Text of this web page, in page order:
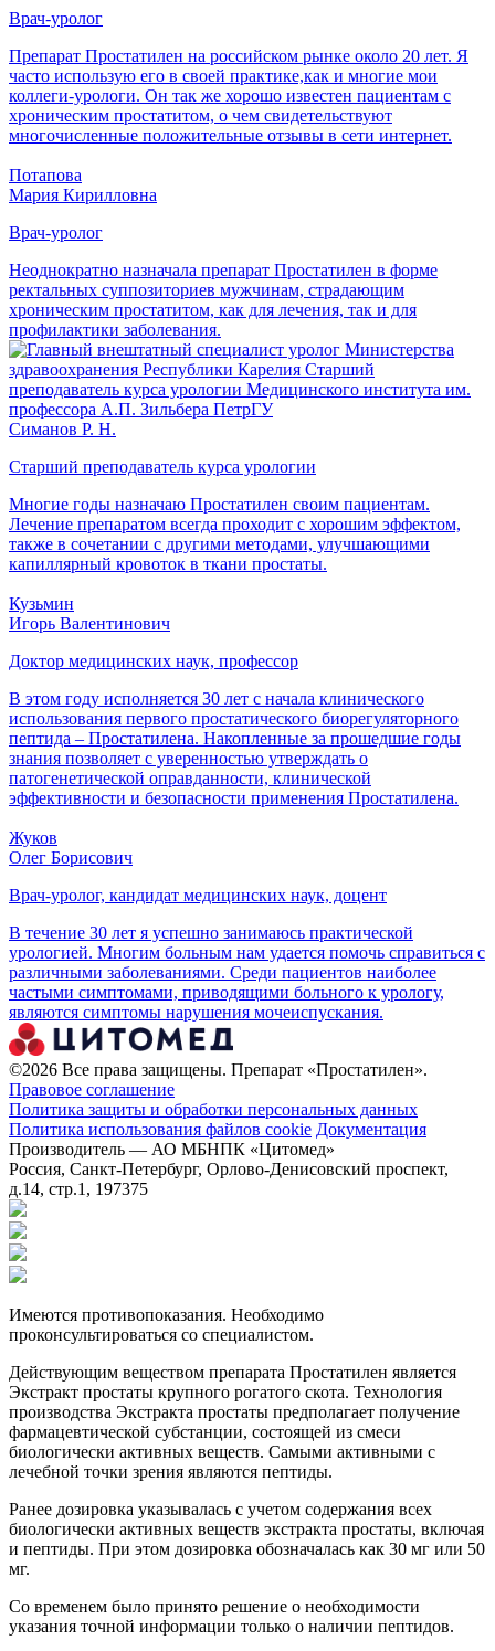
Врач-уролог
Препарат Простатилен на российском рынке около 20 лет. Я
часто использую его в своей практике,как и многие мои
коллеги-урологи. Он так же хорошо известен пациентам с
хроническим простатитом, о чем свидетельствуют
многочисленные положительные отзывы в сети интернет.
Потапова
Мария Кирилловна
Врач-уролог
Неоднократно назначала препарат Простатилен в форме
ректальных суппозиториев мужчинам, страдающим
хроническим простатитом, как для лечения, так и для
профилактики заболевания.
Симанов Р. Н.
Старший преподаватель курса урологии
Многие годы назначаю Простатилен своим пациентам.
Лечение препаратом всегда проходит с хорошим эффектом,
также в сочетании с другими методами, улучшающими
капиллярный кровоток в ткани простаты.
Кузьмин
Игорь Валентинович
Доктор медицинских наук, профессор
В этом году исполняется 30 лет с начала клинического
использования первого простатического биорегуляторного
пептида – Простатилена. Накопленные за прошедшие годы
знания позволяет с уверенностью утверждать о
патогенетической оправданности, клинической
эффективности и безопасности применения Простатилена.
Жуков
Олег Борисович
Врач-уролог, кандидат медицинских наук, доцент
В течение 30 лет я успешно занимаюсь практической
урологией. Многим больным нам удается помочь справиться с
различными заболеваниями. Среди пациентов наиболее
частыми симптомами, приводящими больного к урологу,
являются симптомы нарушения мочеиспускания.
©2026 Все права защищены. Препарат «Простатилен».
Правовое соглашение
Политика защиты и обработки персональных данных
Политика использования файлов cookie Документация
Производитель — АО МБНПК «Цитомед»
Россия, Санкт-Петербург, Орлово-Денисовский проспект,
д.14, стр.1, 197375
Имеются противопоказания. Необходимо
проконсультироваться со специалистом.
Действующим веществом препарата Простатилен является
Экстракт простаты крупного рогатого скота. Технология
производства Экстракта простаты предполагает получение
фармацевтической субстанции, состоящей из смеси
биологически активных веществ. Самыми активными с
лечебной точки зрения являются пептиды.
Ранее дозировка указывалась с учетом содержания всех
биологически активных веществ экстракта простаты, включая
и пептиды. При этом дозировка обозначалась как 30 мг или 50
мг.
Со временем было принято решение о необходимости
указания точной информации только о наличии пептидов.